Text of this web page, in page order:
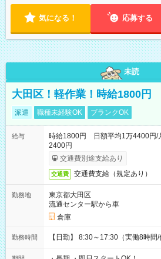
18:00 などのように、自由な働
気になる！ 応募する
未読
大田区！軽作業！時給1800円
派遣 職種未経験OK ブランクOK
給与
時給1800円 日額平均1万4400円/
2400円
交通費別途支給あり
交通費 交通費支給（規定あり）
勤務地
東京都大田区
流通センター駅から車
倉庫
勤務時間 【日勤】 8:30～17:30（実働8時間/